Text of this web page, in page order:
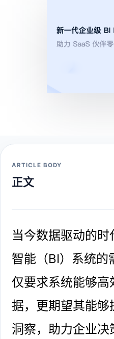
ARTICLE BODY
正文
当今数据驱动的
智能（BI）系统的
仅要求系统能够高
据，更期望其能
洞察，助力企业决